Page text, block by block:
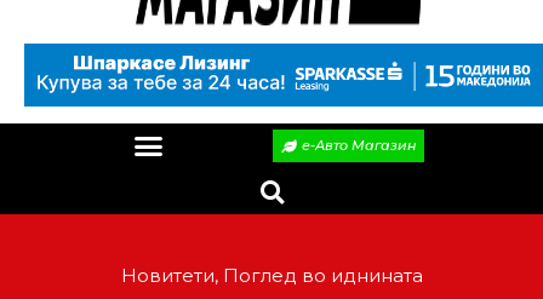
е-Авто Магазин
Новитети, Поглед во иднината